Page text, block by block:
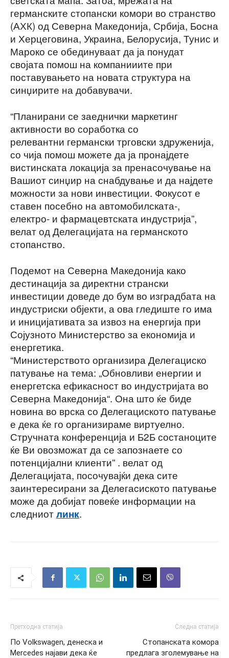
германските стопански комори во странство
(АХК) од Северна Македонија, Србија, Босна
и Херцеговина, Украина, Белорусија, Тунис и
Мароко се обединуваат да ја понудат
својата помош на компанииите при
поставувањето на новата структура на
синџирите на добавувачи.
“Планирани се заеднички маркетинг
активности во соработка со
релевантни германски трговски здруженија,
со чија помош можете да ја пронајдете
вистинската локација за пренасочување на
Вашиот синџир на снабдување и да најдете
можности за нови инвестиции. Фокусот е
ставен посебно на автомобилската-,
електро- и фармацевтската индустрија”,
велат од Делегацијата на германското
стопанство.
Подемот на Северна Македонија како
дестинација за директни странски
инвестиции доведе до бум во изградбата на
индустриски објекти, а ова гледиште го има
и иницијативата за извоз на енергија при
Сојузното Министерство за економија и
енергетика.
“Министерството организира Делегациско
патување на тема: „Обновливи енергии и
енергетска ефикасност во индустријата во
Северна Македонија“. Она што ќе биде
новина во врска со Делегациското патување
е дека ќе го организираме виртуелно.
Стручната конференција и Б2Б состаноците
ќе Ви овозможат да се запознаете со
потенцијални клиенти” . велат од
Делегацијата, посочувајќи дека сите
заинтересирани за Делeгаcиското патување
може да добијат повеќе информации на
следниотлинк.
Претходна статија
По Volkswagen, денеска и
Mercedes најави дека ќе
Следна статија
Стопанската комора
предлага зголемување на